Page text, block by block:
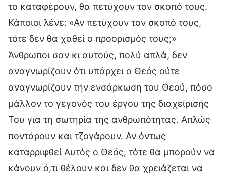
το καταφέρουν, θα πετύχουν τον σκοπό τους.
Κάποιοι λένε: «Αν πετύχουν τον σκοπό τους,
τότε δεν θα χαθεί ο προορισμός τους;»
Άνθρωποι σαν κι αυτούς, πολύ απλά, δεν
αναγνωρίζουν ότι υπάρχει ο Θεός ούτε
αναγνωρίζουν την ενσάρκωση του Θεού, πόσο
μάλλον το γεγονός του έργου της διαχείρισής
Του για τη σωτηρία της ανθρωπότητας. Απλώς
ποντάρουν και τζογάρουν. Αν όντως
καταρριφθεί Αυτός ο Θεός, τότε θα μπορούν να
κάνουν ό,τι θέλουν και δεν θα χρειάζεται να